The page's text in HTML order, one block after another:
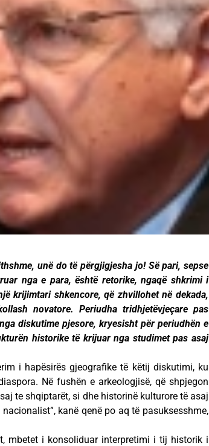
unë do të përgjigjesha jo! Së pari, sepse
nga e para, është retorike, ngaqë shkrimi i
krijimtari shkencore, që zhvillohet në dekada,
novatore. Periudha tridhjetëvjeçare pas
diskutime pjesore, kryesisht për periudhën e
historike të krijuar nga studimet pas asaj
i hapësirës gjeografike të këtij diskutimi, ku
Në fushën e arkeologjisë, që shpjegon
te shqiptarët, si dhe historinë kulturore të asaj
kanë qenë po aq të pasuksesshme,
mbetet i konsoliduar interpretimi i tij historik i